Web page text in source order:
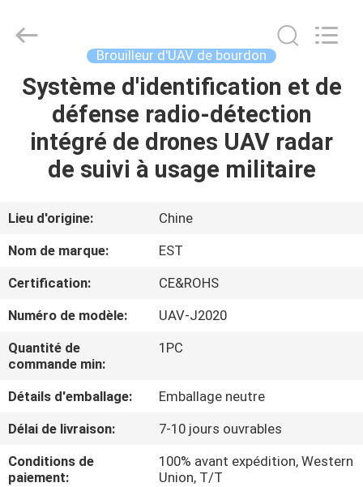
MAISON
DES
PRODUITS
VIDÉOS
SUJET
DE
NOUS
VISITE
DE
L'USINE
EASTLONGE
ELECTRONICS(HK)
Reserved.
Brouilleur d'UAV de bourdon
Système d'identification et de
défense radio-détection
intégré de drones UAV radar
de suivi à usage militaire
Lieu d'origine:
Chine
Nom de marque:
EST
Certification:
CE&ROHS
Numéro de modèle:
UAV-J2020
Quantité de
commande min:
1PC
Détails d'emballage:
Emballage neutre
Délai de livraison:
7-10 jours ouvrables
Conditions de
paiement:
100% avant expédition, Western
Union, T/T